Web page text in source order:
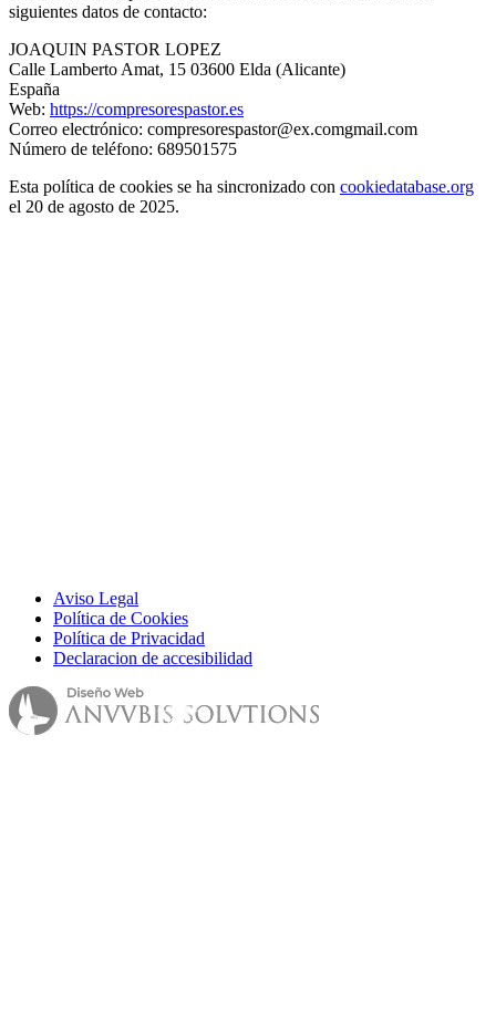
siguientes datos de contacto:
JOAQUIN PASTOR LOPEZ
Calle Lamberto Amat, 15 03600 Elda (Alicante)
España
Web: https://compresorespastor.es
Correo electrónico: compresorespastor@ex.comgmail.com
Número de teléfono: 689501575
Esta política de cookies se ha sincronizado con cookiedatabase.org
el 20 de agosto de 2025.
Aviso Legal
Política de Cookies
Política de Privacidad
Declaracion de accesibilidad